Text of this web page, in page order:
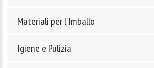
Materiali per l'Imballo
Igiene e Pulizia